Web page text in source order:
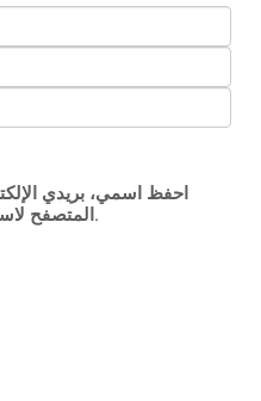
احفظ اسمي، بريدي
المتصفح لاستخدامها المرة المقبلة في تعليقي.